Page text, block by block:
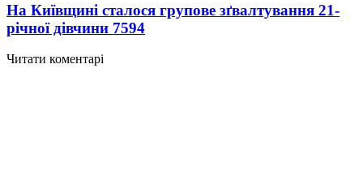
На Київщині сталося групове зґвалтування 21-
річної дівчини 7594
Читати коментарі